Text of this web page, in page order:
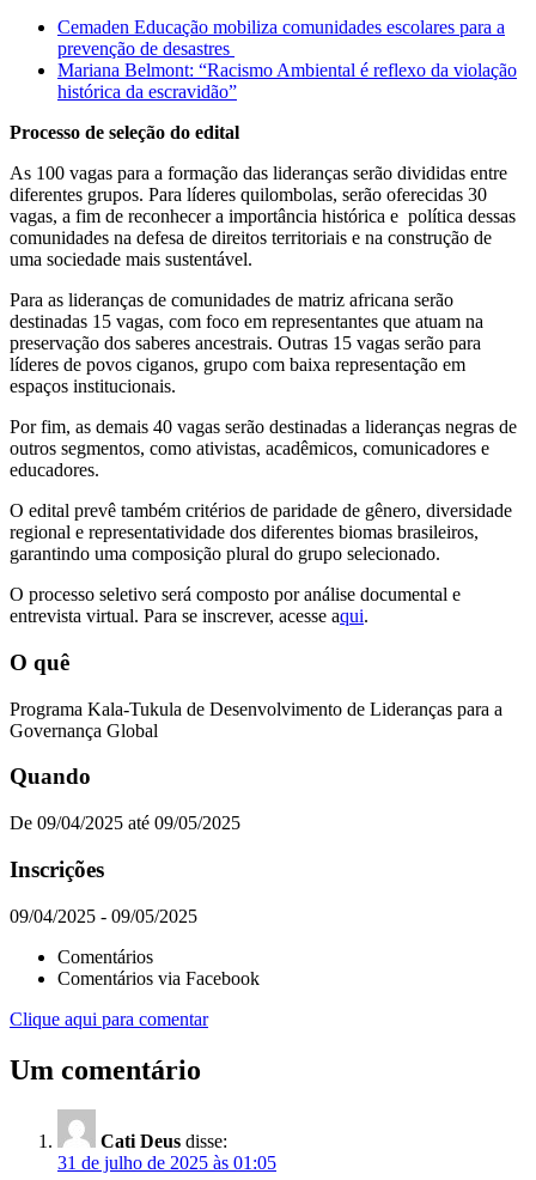
Cemaden Educação mobiliza comunidades escolares para a
prevenção de desastres
Mariana Belmont: “Racismo Ambiental é reflexo da violação
histórica da escravidão”
Processo de seleção do edital
As 100 vagas para a formação das lideranças serão divididas entre
diferentes grupos. Para líderes quilombolas, serão oferecidas 30
vagas, a fim de reconhecer a importância histórica e política dessas
comunidades na defesa de direitos territoriais e na construção de
uma sociedade mais sustentável.
Para as lideranças de comunidades de matriz africana serão
destinadas 15 vagas, com foco em representantes que atuam na
preservação dos saberes ancestrais. Outras 15 vagas serão para
líderes de povos ciganos, grupo com baixa representação em
espaços institucionais.
Por fim, as demais 40 vagas serão destinadas a lideranças negras de
outros segmentos, como ativistas, acadêmicos, comunicadores e
educadores.
O edital prevê também critérios de paridade de gênero, diversidade
regional e representatividade dos diferentes biomas brasileiros,
garantindo uma composição plural do grupo selecionado.
O processo seletivo será composto por análise documental e
entrevista virtual. Para se inscrever, acesse aqui.
O quê
Programa Kala-Tukula de Desenvolvimento de Lideranças para a
Governança Global
Quando
De 09/04/2025 até 09/05/2025
Inscrições
09/04/2025 - 09/05/2025
Comentários
Comentários via Facebook
Clique aqui para comentar
Um comentário
Cati Deus disse:
31 de julho de 2025 às 01:05